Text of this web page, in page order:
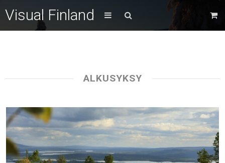
Visual Finland
ALKUSYKSY